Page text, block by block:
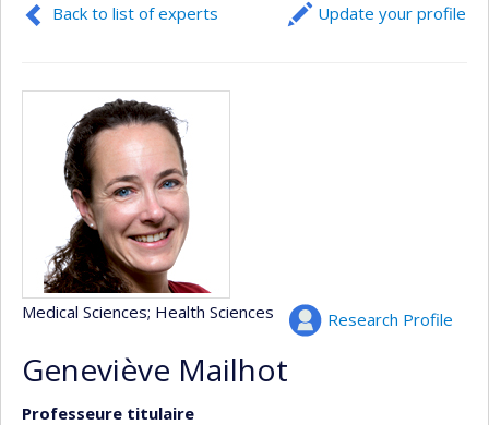
Back to list of experts Update your profile
Research Profile
Medical Sciences; Health Sciences
Geneviève Mailhot
Professeure titulaire